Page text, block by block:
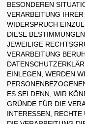
BESONDEREN
VERARBEITUNG
WIDERSPRUCH
DIESE
JEWEILIGE
VERARBEITUNG
EINLEGEN, WERDEN
ES SEI DENN, WIR
GRÜNDE FÜR DIE
INTERESSEN,